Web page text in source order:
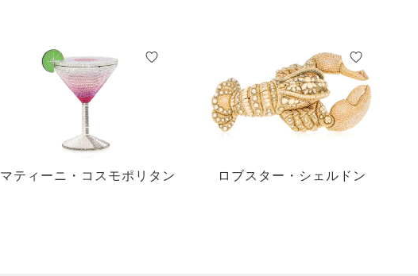
マティーニ・コスモポリタン ロブスター・シェルドン